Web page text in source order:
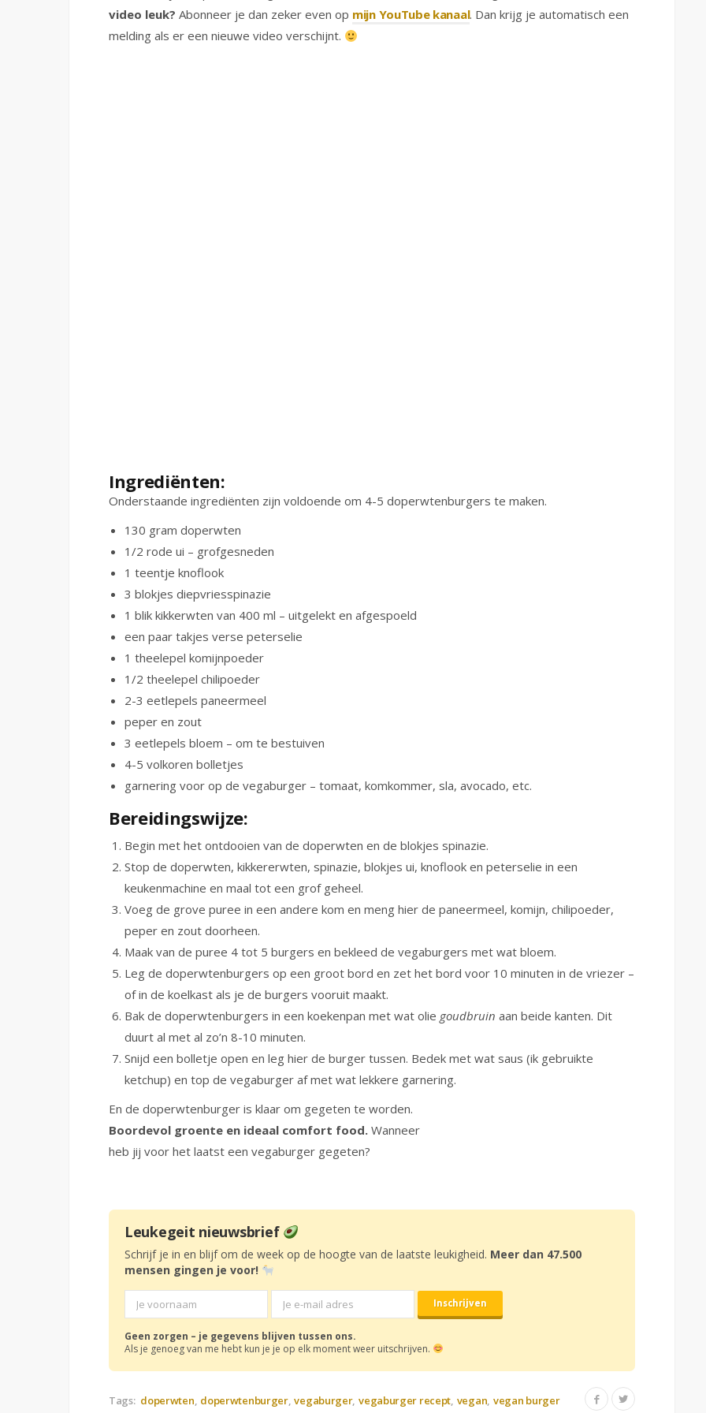
video leuk? Abonneer je dan zeker even op mijn YouTube kanaal. Dan krijg je automatisch een
melding als er een nieuwe video verschijnt.
Ingrediënten:
Onderstaande ingrediënten zijn voldoende om 4-5 doperwtenburgers te maken.
130 gram doperwten
1/2 rode ui – grofgesneden
1 teentje knoflook
3 blokjes diepvriesspinazie
1 blik kikkerwten van 400 ml – uitgelekt en afgespoeld
een paar takjes verse peterselie
1 theelepel komijnpoeder
1/2 theelepel chilipoeder
2-3 eetlepels paneermeel
peper en zout
3 eetlepels bloem – om te bestuiven
4-5 volkoren bolletjes
garnering voor op de vegaburger – tomaat, komkommer, sla, avocado, etc.
Bereidingswijze:
Begin met het ontdooien van de doperwten en de blokjes spinazie.
Stop de doperwten, kikkererwten, spinazie, blokjes ui, knoflook en peterselie in een
keukenmachine en maal tot een grof geheel.
Voeg de grove puree in een andere kom en meng hier de paneermeel, komijn, chilipoeder,
peper en zout doorheen.
Maak van de puree 4 tot 5 burgers en bekleed de vegaburgers met wat bloem.
Leg de doperwtenburgers op een groot bord en zet het bord voor 10 minuten in de vriezer –
of in de koelkast als je de burgers vooruit maakt.
Bak de doperwtenburgers in een koekenpan met wat olie goudbruin aan beide kanten. Dit
duurt al met al zo’n 8-10 minuten.
Snijd een bolletje open en leg hier de burger tussen. Bedek met wat saus (ik gebruikte
ketchup) en top de vegaburger af met wat lekkere garnering.
En de doperwtenburger is klaar om gegeten te worden.
Boordevol groente en ideaal comfort food. Wanneer
heb jij voor het laatst een vegaburger gegeten?
Leukegeit nieuwsbrief
Schrijf je in en blijf om de week op de hoogte van de laatste leukigheid. Meer dan 47.500
mensen gingen je voor!
Geen zorgen – je gegevens blijven tussen ons.
Als je genoeg van me hebt kun je je op elk moment weer uitschrijven.
Tags: doperwten doperwtenburger vegaburger vegaburger recept vegan vegan burger